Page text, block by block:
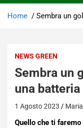
Home Sembra un
NEWS GREEN
Sembra un
una batteria
1 Agosto 2023
Quello che ti